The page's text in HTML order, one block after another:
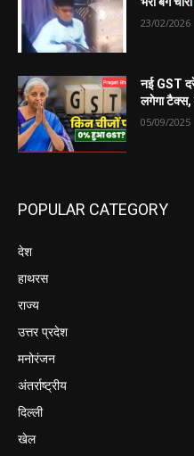
23/02/2026
नई GST
लगेगा टैक्स,
05/09/2025
POPULAR CATEGORY
देश
हाथरस
राज्य
उत्तर प्रदेश
मनोरंजन
अंतर्राष्ट्रीय
दिल्ली
खेल